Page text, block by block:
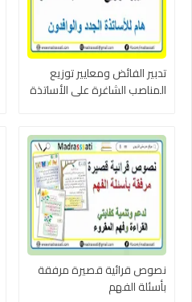
تدبير الفائض ومعايير توزيع
المناصب الشاغرة على الأساتذة
نصوص قرائية قصيرة مرفقة
بأسئلة الفهم